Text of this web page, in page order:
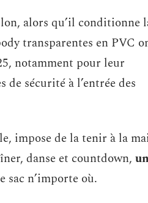
alors qu’il conditionne
transparentes en PVC
notamment pour leur
sécurité à l’entrée des
impose de la tenir à la
danse et countdown,
sac n’importe où.